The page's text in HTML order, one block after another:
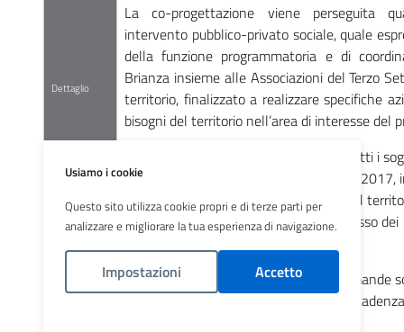
Dettaglio
La co-progettazione viene perseguita
intervento pubblico-privato sociale, quale
della funzione programmatoria e di
Brianza insieme alle Associazioni del Terzo
territorio, finalizzato a realizzare specifiche
bisogni del territorio nell’area di interesse del
Sono ammessi alla co-progettazione tutti i
Settore di cui all'art. 4 del D.Lgs n. 117/2017,
o associata (inpartenariato), operanti sul
competenza di ATS Brianza ed in possesso dei
I termini per la presentazione delle domande
giorni dalla data di pubblicazione, con
Usiamo i cookie
Questo sito utilizza cookie propri e di terze parti per
analizzare e migliorare la tua esperienza di navigazione.
Impostazioni Accetto